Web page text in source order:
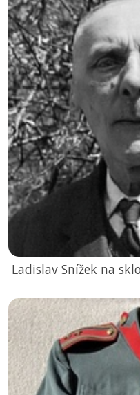
Ladislav Snížek na